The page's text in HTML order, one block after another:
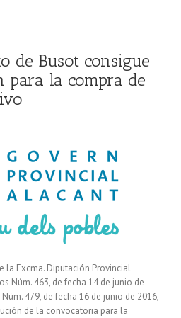
de Busot consigue
para la compra de
la Excma. Diputación Provincial
Núm. 463, de fecha 14 de junio de
479, de fecha 16 de junio de 2016,
de la convocatoria para la